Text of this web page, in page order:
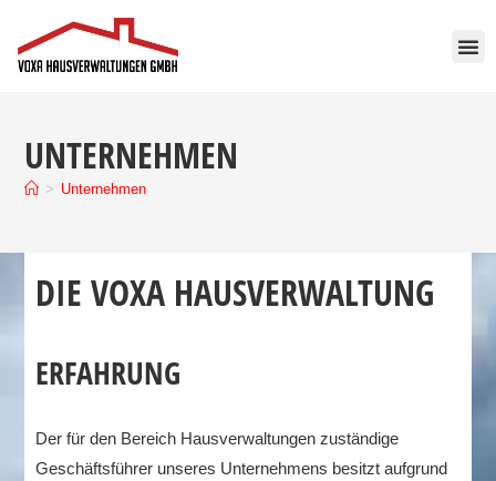
springen
UNTERNEHMEN
> Unternehmen
DIE VOXA HAUSVERWALTUNG
ERFAHRUNG
Der für den Bereich Hausverwaltungen zuständige
Geschäftsführer unseres Unternehmens besitzt aufgrund